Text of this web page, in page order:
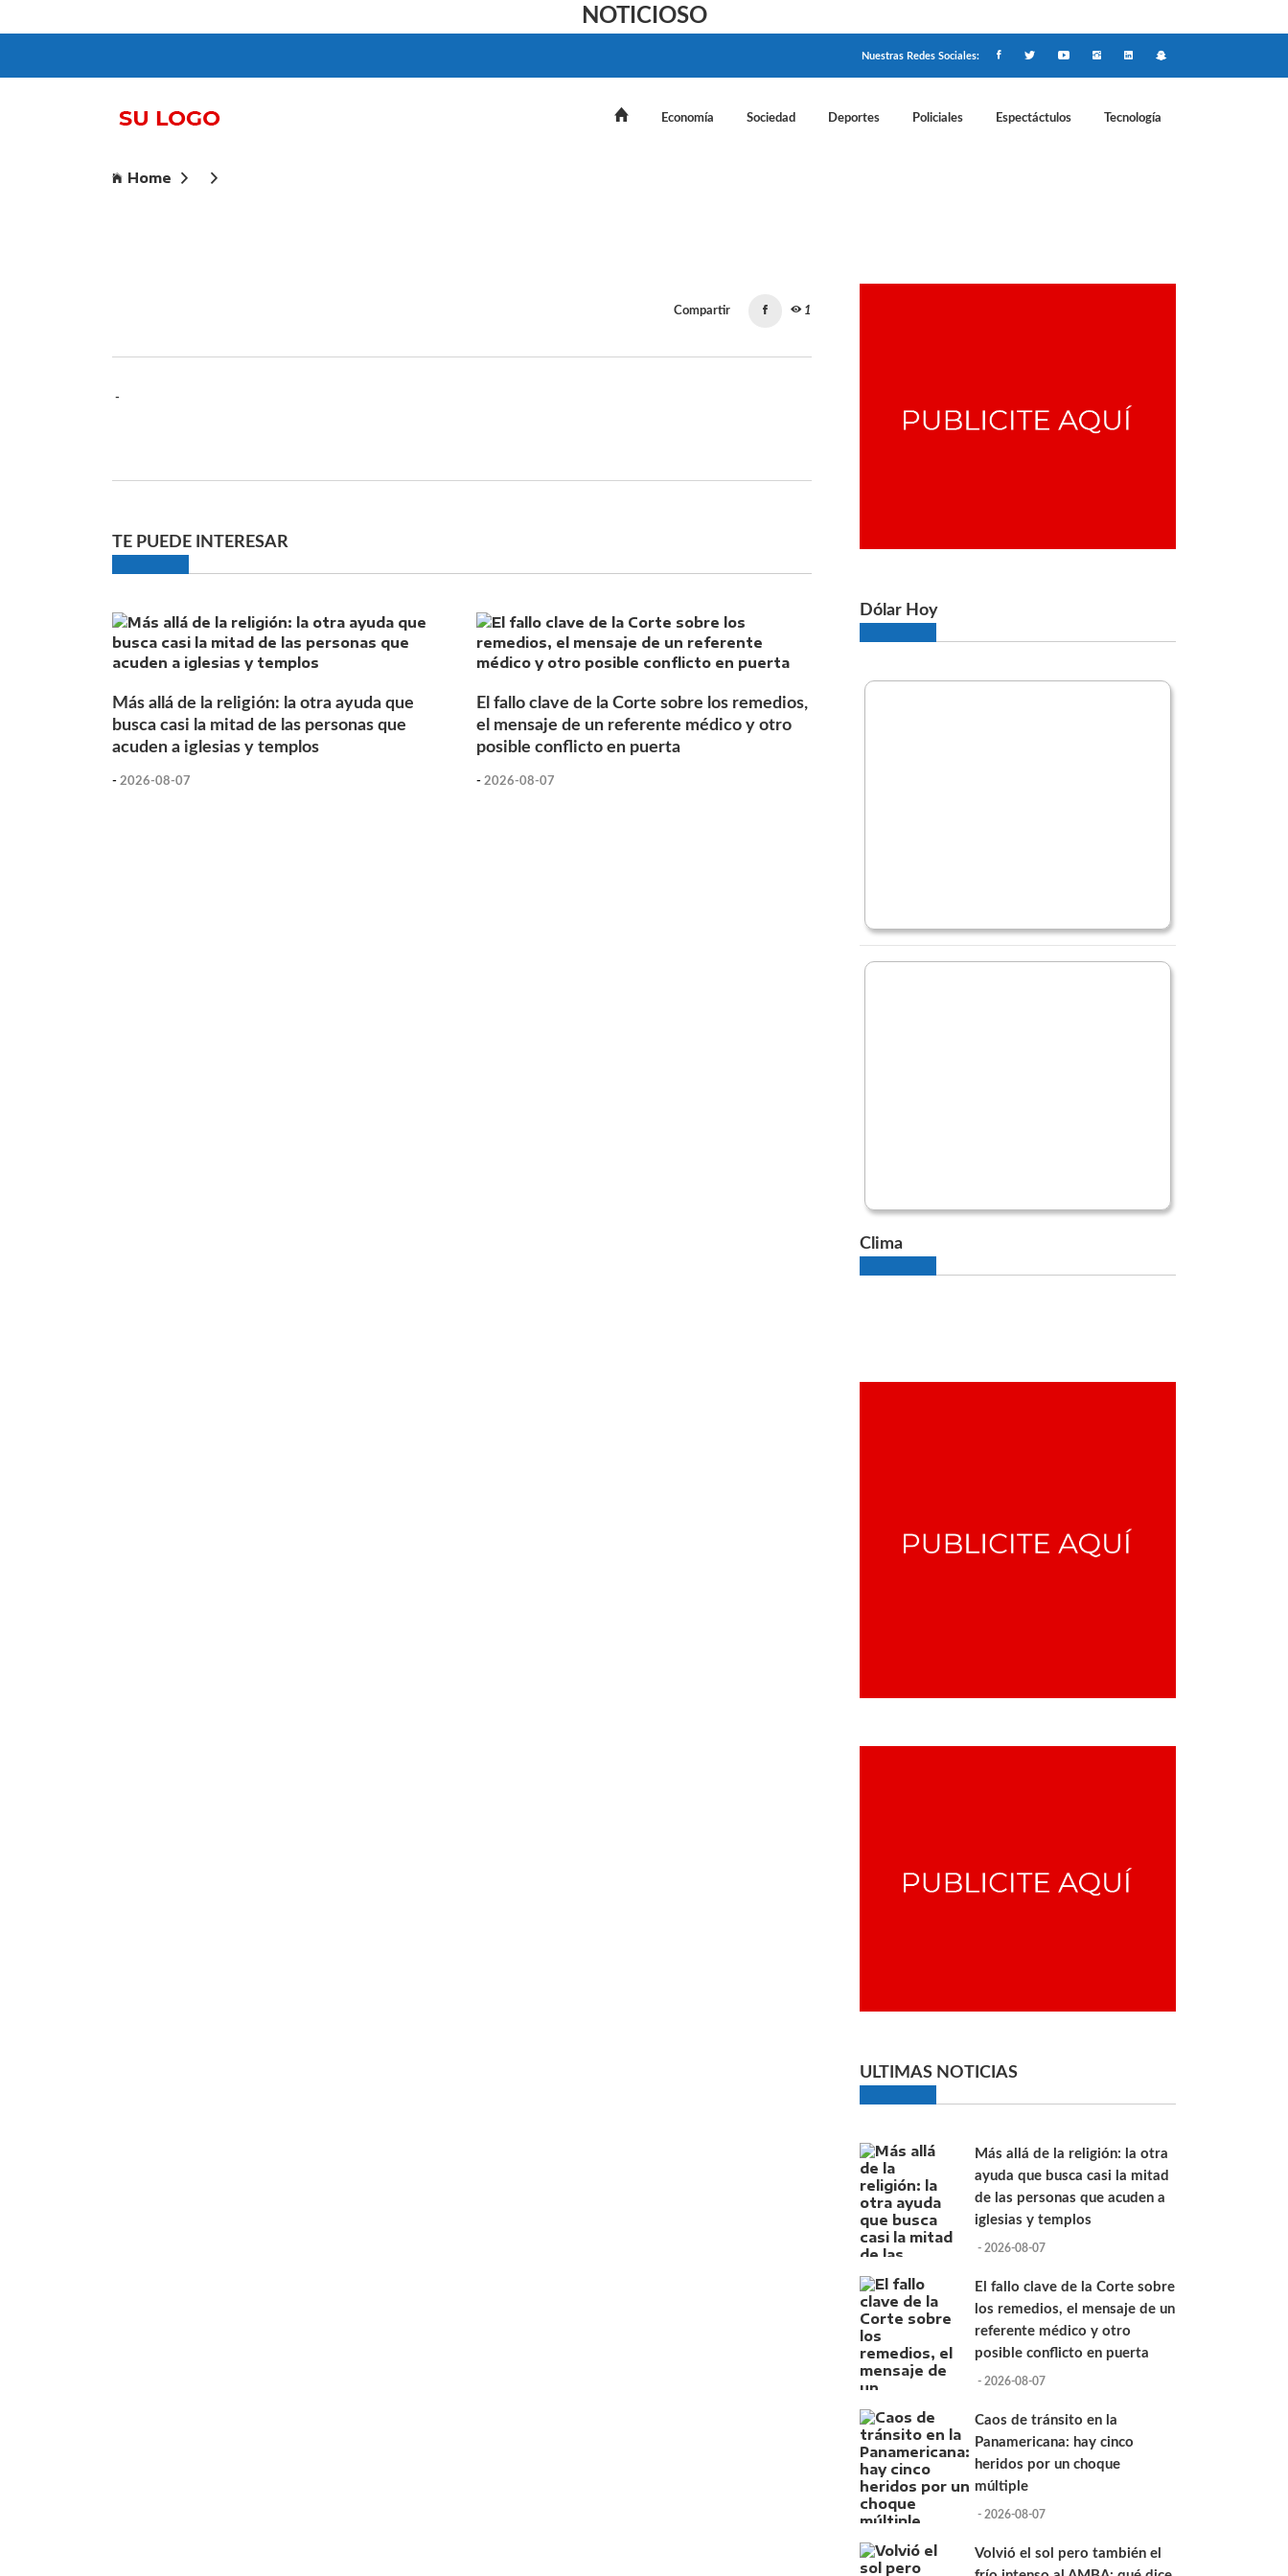
NOTICIOSO
Nuestras Redes Sociales:
Economía Sociedad Deportes Policiales Espectáctulos Tecnología
Home
Compartir 1
-
TE PUEDE INTERESAR
Más allá de la religión: la otra ayuda que
busca casi la mitad de las personas que
acuden a iglesias y templos
- 2026-08-07
El fallo clave de la Corte sobre los remedios,
el mensaje de un referente médico y otro
posible conflicto en puerta
- 2026-08-07
Dólar Hoy
Clima
ULTIMAS NOTICIAS
Más allá de la religión: la otra
ayuda que busca casi la mitad
de las personas que acuden a
iglesias y templos
- 2026-08-07
El fallo clave de la Corte sobre
los remedios, el mensaje de un
referente médico y otro
posible conflicto en puerta
- 2026-08-07
Caos de tránsito en la
Panamericana: hay cinco
heridos por un choque
múltiple
- 2026-08-07
Volvió el sol pero también el